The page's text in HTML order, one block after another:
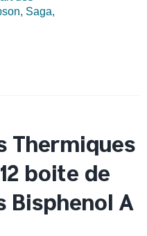
Saga,
Thermiques
boite de
Bisphenol A